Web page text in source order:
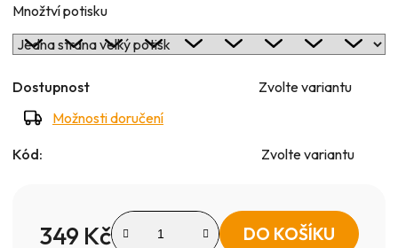
Množtví potisku
Dostupnost
Zvolte variantu
Možnosti doručení
Kód: Zvolte variantu
349 Kč DO KOŠÍKU